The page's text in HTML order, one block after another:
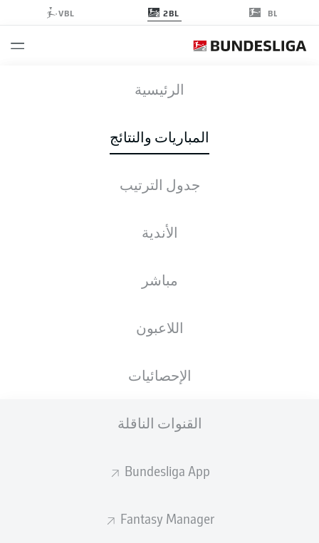
BL
2BL
VBL
الرئيسية
المباريات والنتائج
جدول الترتيب
الأندية
مباشر
اللاعبون
الإحصائيات
القنوات الناقلة
Bundesliga App
Fantasy Manager
0
2
الأخبار التشكيلات الإحصائيات